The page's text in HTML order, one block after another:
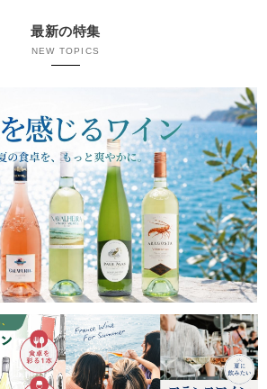
最新の特集
NEW TOPICS